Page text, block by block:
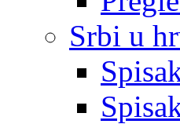
Srbi u